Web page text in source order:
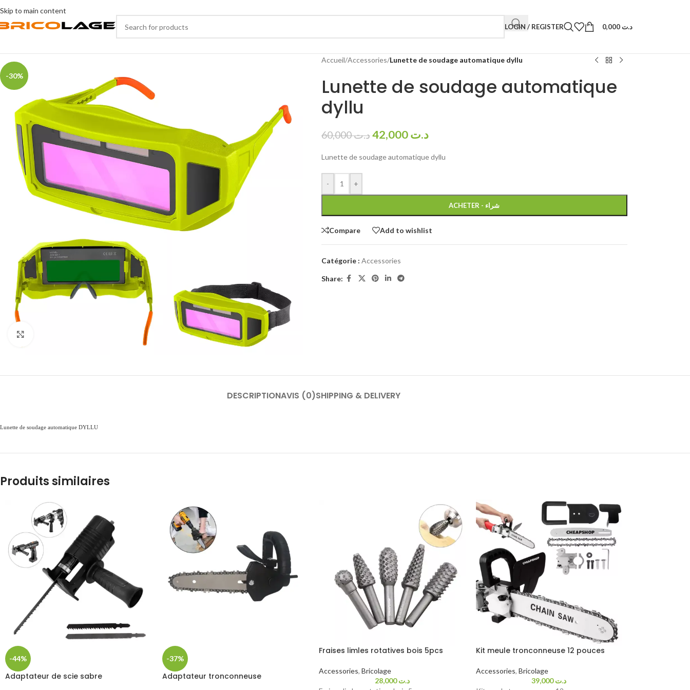
Skip to main content
LOGIN / REGISTER د.ت
-30%
Accueil/Accessories/Lunette de soudage automatique dyllu
Lunette de soudage automatique
dyllu
د.ت60,000 د.ت42,000
Lunette de soudage automatique dyllu
- +
ACHETER - شراء
Compare Add to wishlist
Catégorie : Accessories
Share:
DESCRIPTIONAVIS (0)SHIPPING & DELIVERY
Lunette de soudage automatique DYLLU
Produits similaires
-44%
Adaptateur de scie sabre
-37%
Adaptateur tronconneuse
Fraises limles rotatives bois 5pcs
Accessories, Bricolage
د.ت28,000
Kit meule tronconneuse 12 pouces
Accessories, Bricolage
د.ت39,000